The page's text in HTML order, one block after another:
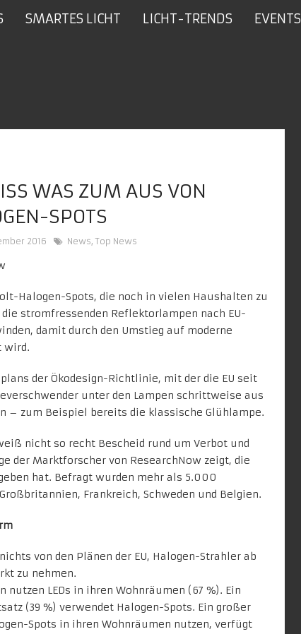
SMARTES LICHT LICHT-TRENDS EVENTS
WAS ZUM AUS VON H
SPOTS
2016 News,Top News
Halogen-Spots, die noch in vielen Haushalten zu
stromfressenden Reflektorlampen nach EU-
damit durch den Umstieg auf moderne
wird.
der Ökodesign-Richtlinie, mit der die EU seit
unter den Lampen schrittweise aus
– zum Beispiel bereits die klassische Glühlampe.
nicht so recht Bescheid rund um Verbot und
der Marktforscher von ResearchNow zeigt, die
hat. Befragt wurden mehr als 5.000
Frankreich, Schweden und Belgien.
von den Plänen der EU, Halogen-Strahler ab
zu nehmen.
nutzen LEDs in ihren Wohnräumen (67 %). Ein
(39 %) verwendet Halogen-Spots. Ein großer
Spots in ihren Wohnräumen nutzen, verfügt